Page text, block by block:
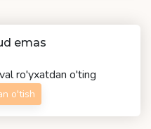
emas
ro'yxatdan o'ting
o'tish